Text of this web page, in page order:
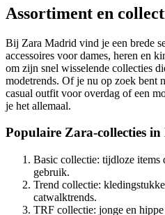
Assortiment en
Bij Zara Madrid vind je een brede
accessoires voor dames, heren en
om zijn snel wisselende collecties
modetrends. Of je nu op zoek bent
casual outfit voor overdag of een
je het allemaal.
Populaire Zara-collecties
Basic collectie: tijdloze
gebruik.
Trend collectie:
catwalktrends.
TRF collectie: jonge en